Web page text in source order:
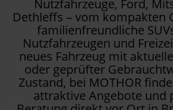
Nutzfahrzeuge, Ford,
Dethleffs – vom kompakten
familienfreundliche
Nutzfahrzeugen und
neues Fahrzeug mit
oder geprüfter
Zustand, bei MOTHOR
attraktive Angebote und